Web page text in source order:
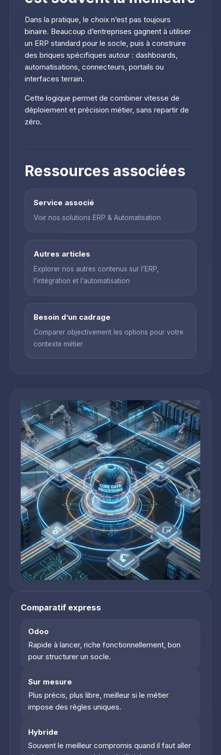
Dans la pratique, le choix n’est pas toujours
binaire. Beaucoup d’entreprises gagnent à utiliser
un ERP standard pour le socle, puis à construire
des briques spécifiques autour : dashboards,
automatisations, connecteurs, portails ou
interfaces terrain.
Cette logique permet de combiner vitesse de
déploiement et précision métier, sans repartir de
zéro.
Ressources associées
Service associé
Voir nos solutions ERP & Automatisation
Autres articles
Explorer nos autres contenus sur l’ERP,
l’intégration et l’automatisation
Besoin d’un cadrage
Comparer objectivement les options pour votre
contexte métier
Comparatif express
Odoo
Rapide à lancer, riche fonctionnellement, bon
pour structurer un socle.
Sur mesure
Plus précis, plus libre, meilleur si le métier
impose des règles uniques.
Hybride
Souvent le meilleur compromis quand il faut aller